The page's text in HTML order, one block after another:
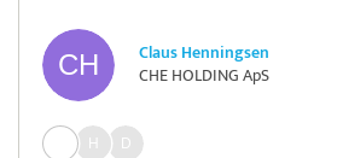
Claus Henningsen
CHE HOLDING ApS